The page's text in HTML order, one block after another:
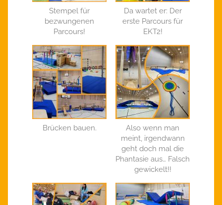
Stempel für
bezwungenen
Parcours!
Da wartet er: Der
erste Parcours für
EKT2!
Brücken bauen.
Also wenn man
meint, irgendwann
geht doch mal die
Phantasie aus… Falsch
gewickelt!!